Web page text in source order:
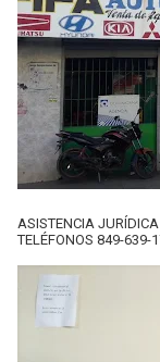
ASISTENCIA
TELÉFONOS 849-